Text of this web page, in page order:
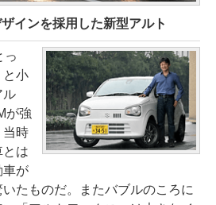
インを採用した新型アルト
っ
と小
ル
が強
当時
とは
車が
たものだ。またバブルのころに